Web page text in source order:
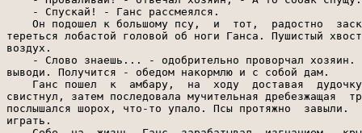
    - Спускай! - Ганс рассмеялся.
Он подошел к большому псу,  и  тот,  радостно
тереться лобастой головой об ноги Ганса. Пушистый
воздух.
- Слово знаешь... - одобрительно проворчал хозяин.
выводи. Получится - обедом накормлю и с собой дам.
Ганс пошел  к  амбару,  на  ходу  доставая
свистнул, затем последовала мучительная дребезжащая
послышался шорох, что-то упало. Псы протяжно  завыли.
играть.